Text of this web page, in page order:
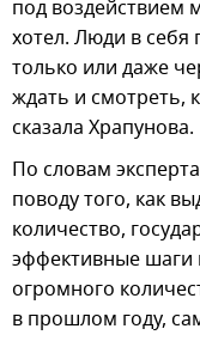
под
хотел. Люди в себя
только или даже
ждать и смотреть,
сказала Храпунова.
По словам
поводу того, как
количество,
эффективные
огромного
в прошлом году,